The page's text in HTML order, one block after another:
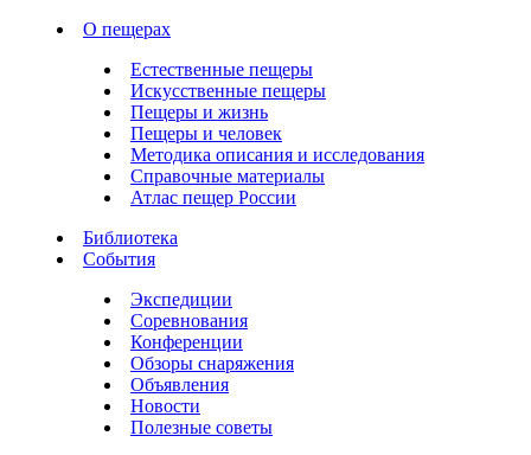
О пещерах
Естественные пещеры
Искусственные пещеры
Пещеры и жизнь
Пещеры и человек
Методика описания и исследования
Справочные материалы
Атлас пещер России
Библиотека
События
Экспедиции
Соревнования
Конференции
Обзоры снаряжения
Объявления
Новости
Полезные советы